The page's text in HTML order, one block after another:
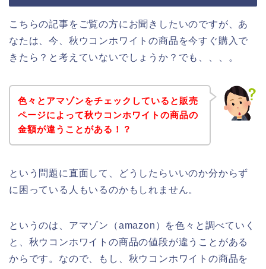
こちらの記事をご覧の方にお聞きしたいのですが、あ
なたは、今、秋ウコンホワイトの商品を今すぐ購入で
きたら？と考えていないでしょうか？でも、、、。
色々とアマゾンをチェックしていると販売
ページによって秋ウコンホワイトの商品の
金額が違うことがある！？
という問題に直面して、どうしたらいいのか分からず
に困っている人もいるのかもしれません。
というのは、アマゾン（amazon）を色々と調べていく
と、秋ウコンホワイトの商品の値段が違うことがある
からです。なので、もし、秋ウコンホワイトの商品を